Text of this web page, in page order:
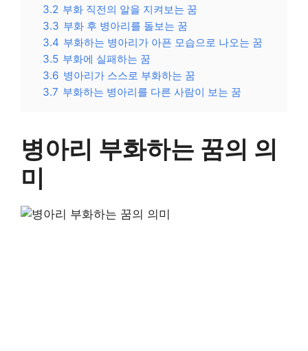
3.2 부화 직전의 알을 지켜보는 꿈
3.3 부화 후 병아리를 돌보는 꿈
3.4 부화하는 병아리가 아픈 모습으로 나오는 꿈
3.5 부화에 실패하는 꿈
3.6 병아리가 스스로 부화하는 꿈
3.7 부화하는 병아리를 다른 사람이 보는 꿈
병아리 부화하는 꿈의 의
미